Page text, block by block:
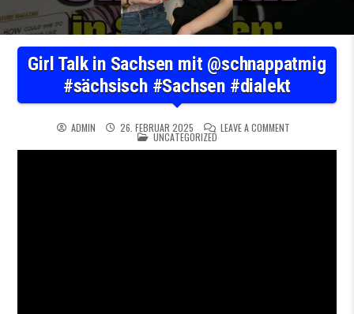
Girl Talk in Sachsen mit @schnappatmig
#sächsisch #Sachsen #dialekt
ADMIN 26. FEBRUAR 2025 LEAVE A COMMENTON GIRL TALK
POSTED IN
UNCATEGORIZED